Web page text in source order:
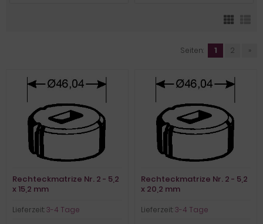
Seiten: 1 2 »
Rechteckmatrize Nr. 2 - 5,2
x 15,2 mm
Lieferzeit:3-4 Tage
Rechteckmatrize Nr. 2 - 5,2
x 20,2 mm
Lieferzeit:3-4 Tage